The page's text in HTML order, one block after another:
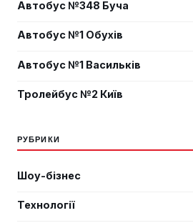
Автобус №348 Буча
Автобус №1 Обухів
Автобус №1 Васильків
Тролейбус №2 Київ
РУБРИКИ
Шоу-бізнес
Технології